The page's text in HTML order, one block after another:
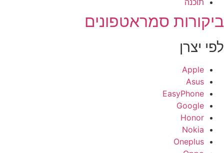
סמראטפונים
יצרן
Apple
Asus
EasyPhone
Google
Honor
Nokia
Oneplus